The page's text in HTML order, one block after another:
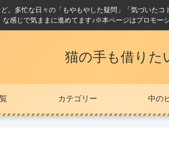
。多忙な日々の「もやもやした疑問」「気づいた
な感じで気ままに進めてます♪※本ページはプロモー
猫の手も借りた
カテゴリー 中の